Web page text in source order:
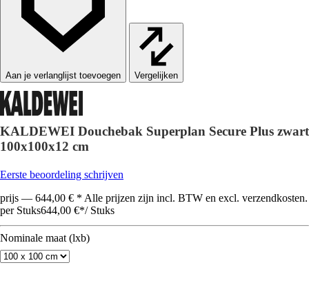
Vergelijken
KALDEWEI Douchebak Superplan Secure Plus zwart
100x100x12 cm
Eerste beoordeling schrijven
prijs — 644,00 € * Alle prijzen zijn incl. BTW en excl. verzendkosten.
per Stuks644,00 €*/ Stuks
Nominale maat (lxb)